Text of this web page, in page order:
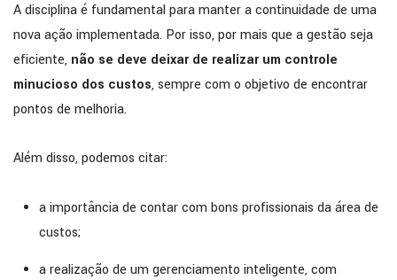
A disciplina é fundamental para manter a continuidade de uma
nova ação implementada. Por isso, por mais que a gestão seja
eficiente, não se deve deixar de realizar um controle
minucioso dos custos, sempre com o objetivo de encontrar
pontos de melhoria.
Além disso, podemos citar:
a importância de contar com bons profissionais da área de
custos;
a realização de um gerenciamento inteligente, com